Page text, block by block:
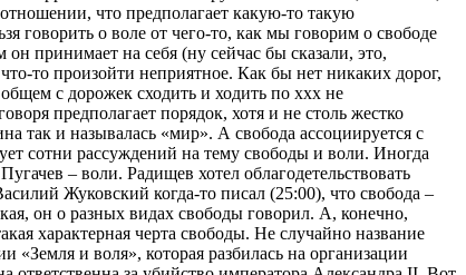
что предполагает какую-то такую
говорить о воле от чего-то, как мы говорим о свободе
он принимает на себя (ну сейчас бы сказали, это,
то произойти неприятное. Как бы нет никаких дорог,
с дорожек сходить и ходить по ххх не
предполагает порядок, хотя и не столь жестко
так и называлась «мир». А свобода ассоциируется с
сотни рассуждений на тему свободы и воли. Иногда
– воли. Радищев хотел облагодетельствовать
Жуковский когда-то писал (25:00), что свобода –
он о разных видах свободы говорил. А, конечно,
характерная черта свободы. Не случайно название
«Земля и воля», которая разбилась на организации